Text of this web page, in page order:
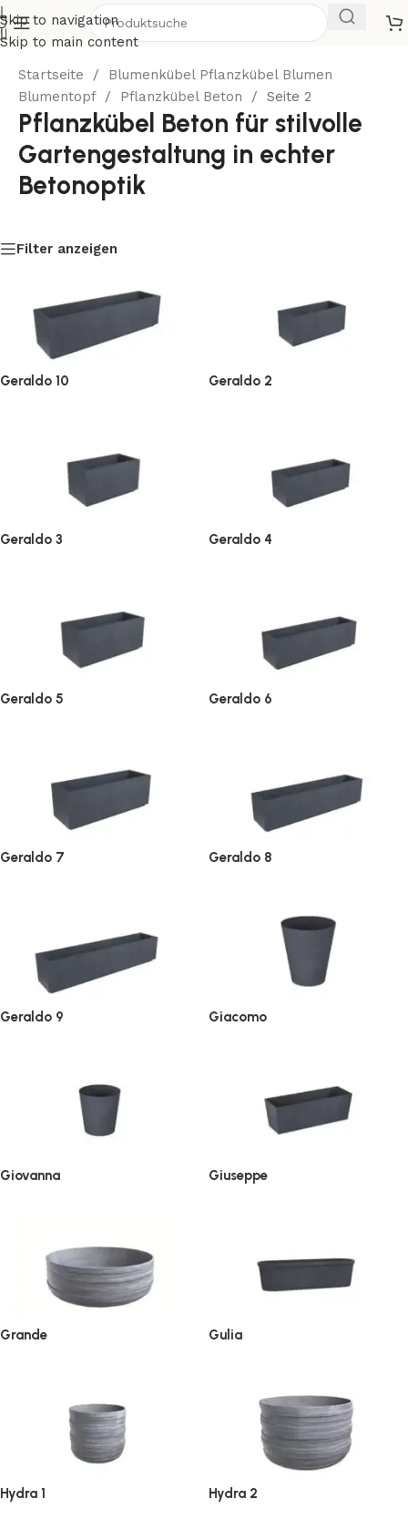
Skip to navigation
Skip to main content
Startseite
/
Blumenkübel Pflanzkübel Blumen
Blumentopf / Pflanzkübel Beton / Seite 2
Pflanzkübel Beton für stilvolle
Gartengestaltung in echter
Betonoptik
mehr lesen
Filter anzeigen
Geraldo 10 Geraldo 2
Geraldo 3 Geraldo 4
Geraldo 5 Geraldo 6
Geraldo 7 Geraldo 8
Geraldo 9 Giacomo
Giovanna Giuseppe
Grande Gulia
Hydra 1 Hydra 2